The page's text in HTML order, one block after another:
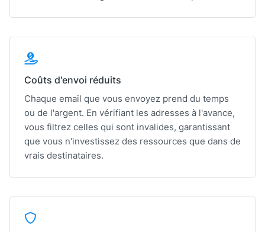
Coûts d'envoi réduits
Chaque email que vous envoyez prend du temps
ou de l'argent. En vérifiant les adresses à l'avance,
vous filtrez celles qui sont invalides, garantissant
que vous n'investissez des ressources que dans de
vrais destinataires.